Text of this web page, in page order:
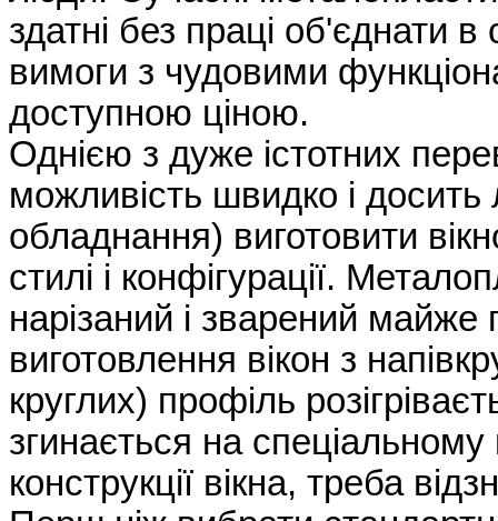
здатні без праці об'єднати в
вимоги з чудовими
доступною ціною.
Однією з дуже істотних
можливість швидко і досить
обладнання) виготовити
стилі і конфігурації.
нарізаний і зварений
виготовлення вікон з
круглих) профіль
згинається на спеціальному
конструкції вікна, треба